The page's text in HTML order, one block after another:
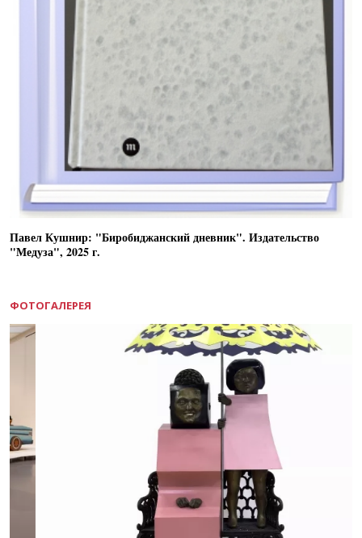
Павел Кушнир: "Биробиджанский дневник". Издательство
"Медуза", 2025 г.
ФОТОГАЛЕРЕЯ